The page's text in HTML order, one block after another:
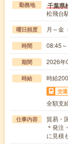
勤務地 千葉県
松飛台
曜日頻度 月～金
時間 08:45
期間 2026年
時給 時給
交
全額支
仕事内容
貿易・
＊発注
に見積